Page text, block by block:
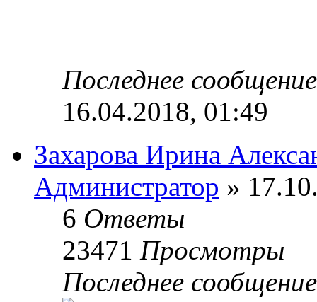
Последнее
16.04.2018, 01:49
Захарова Ирина
Администратор »
6 Ответы
23471 Просмотры
Последнее